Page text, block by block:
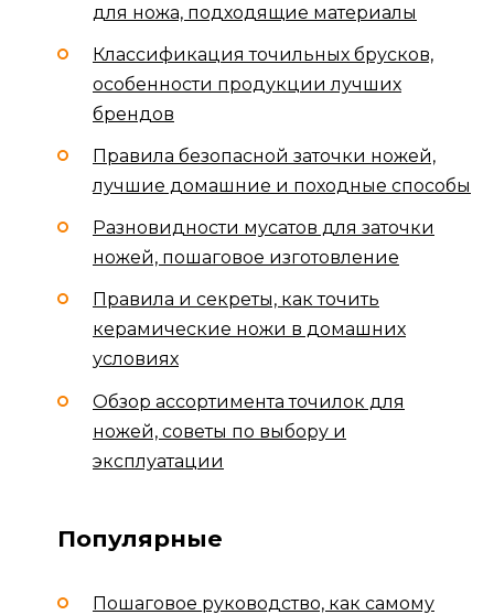
для ножа, подходящие материалы
Классификация точильных брусков,
особенности продукции лучших
брендов
Правила безопасной заточки ножей,
лучшие домашние и походные способы
Разновидности мусатов для заточки
ножей, пошаговое изготовление
Правила и секреты, как точить
керамические ножи в домашних
условиях
Обзор ассортимента точилок для
ножей, советы по выбору и
эксплуатации
Популярные
Пошаговое руководство, как самому